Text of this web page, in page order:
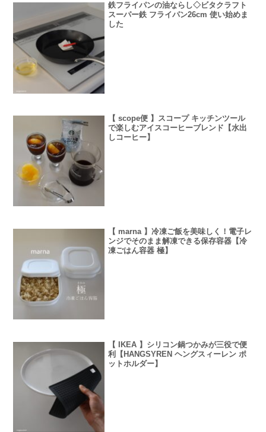
鉄フライパンの油ならし◇ビタクラフト
スーパー鉄 フライパン26cm 使い始めま
した
【 scope便 】スコープ キッチンツール
で楽しむアイスコーヒーブレンド【水出
しコーヒー】
【 marna 】冷凍ご飯を美味しく！電子レ
ンジでそのまま解凍できる保存容器【冷
凍ごはん容器 極】
【 IKEA 】シリコン鍋つかみが三役で便
利【HANGSYREN ヘングスィーレン ポ
ットホルダー】